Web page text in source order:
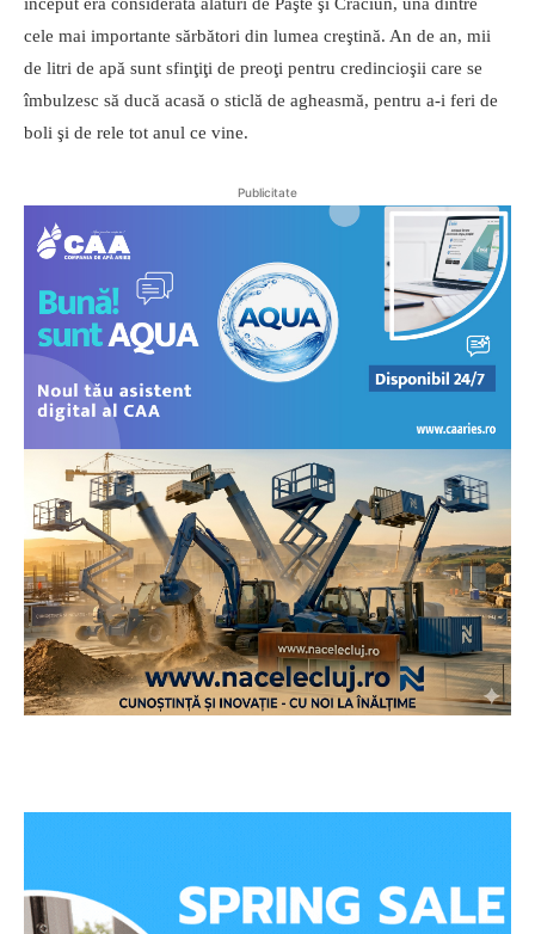
început era considerată alături de Paşte şi Crăciun, una dintre
cele mai importante sărbători din lumea creştină. An de an, mii
de litri de apă sunt sfinţiţi de preoţi pentru credincioşii care se
îmbulzesc să ducă acasă o sticlă de agheasmă, pentru a-i feri de
boli şi de rele tot anul ce vine.
Publicitate